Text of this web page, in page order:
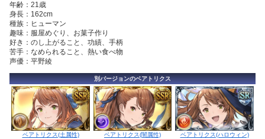
年齢：21歳
身長：162cm
種族：ヒューマン
趣味：服屋めぐり、お菓子作り
好き：のし上がること、功績、手柄
苦手：なめられること、熱い食べ物
声優：平野綾
別バージョンのベアトリクス
ベアトリクス(土属性) ベアトリクス(闇属性) ベアトリクス(ハロウィン)